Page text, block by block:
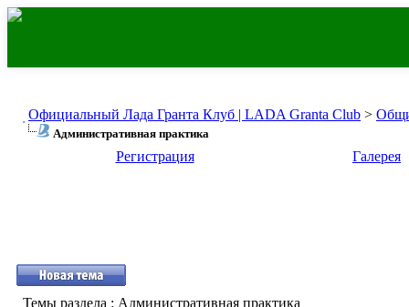
Официальный Лада Гранта Клуб | LADA Granta Club >
Административная практика
Регистрация Галерея
Темы раздела : Административная практика